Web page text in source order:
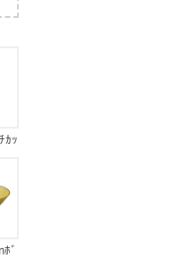
ｶｯ
ﾞ